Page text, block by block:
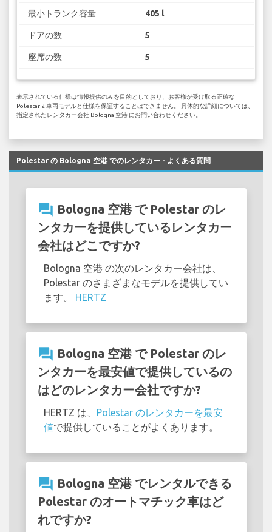
最小トランク容量 405 l
ドアの数 5
座席の数 5
表示されている仕様は情報提供のみを目的としており、お客様が受け取る正確な
Polestar 2 車両モデルと仕様を保証することはできません。 具体的な詳細については、
指定されたレンタカー会社 Bologna 空港 にお問い合わせください。
Polestar の Bologna 空港 でのレンタカー - よくある質問
question_answer Bologna 空港 で Polestar のレ
ンタカーを提供しているレンタカー
会社はどこですか?
Bologna 空港 の次のレンタカー会社は、
Polestar のさまざまなモデルを提供してい
ます。 HERTZ
question_answer Bologna 空港 で Polestar のレ
ンタカーを最安値で提供しているの
はどのレンタカー会社ですか?
HERTZ は、 Polestar のレンタカーを最安
値で提供していることがよくあります。
question_answer Bologna 空港 でレンタルできる
Polestar のオートマチック車はど
れですか?